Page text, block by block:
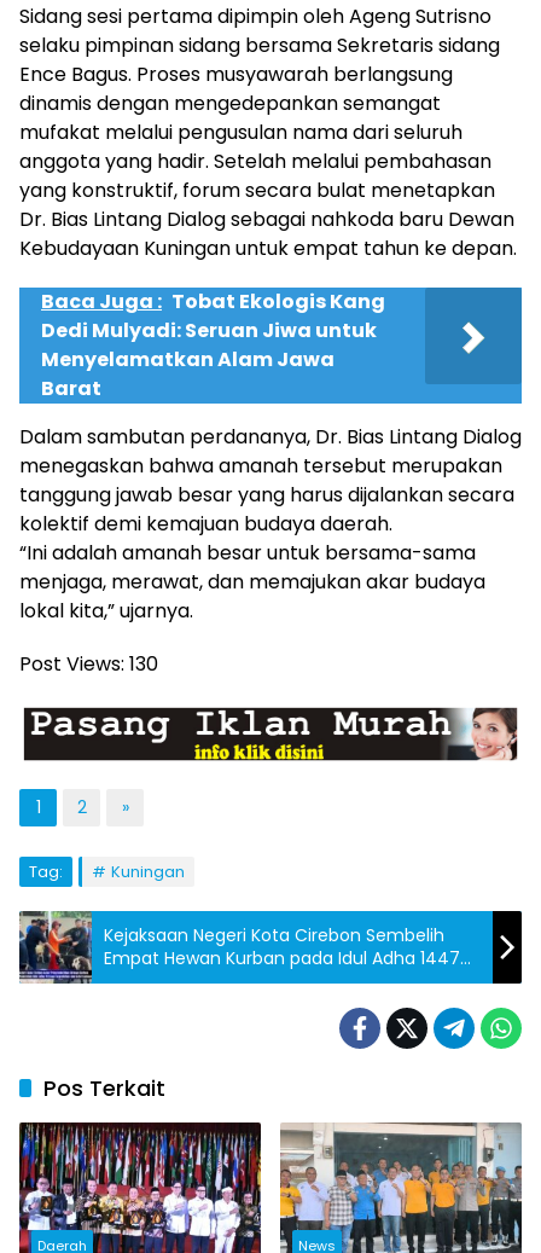
Sidang sesi pertama dipimpin oleh Ageng Sutrisno
selaku pimpinan sidang bersama Sekretaris sidang
Ence Bagus. Proses musyawarah berlangsung
dinamis dengan mengedepankan semangat
mufakat melalui pengusulan nama dari seluruh
anggota yang hadir. Setelah melalui pembahasan
yang konstruktif, forum secara bulat menetapkan
Dr. Bias Lintang Dialog sebagai nahkoda baru Dewan
Kebudayaan Kuningan untuk empat tahun ke depan.
Baca Juga : Tobat Ekologis Kang
Dedi Mulyadi: Seruan Jiwa untuk
Menyelamatkan Alam Jawa
Barat
Dalam sambutan perdananya, Dr. Bias Lintang Dialog
menegaskan bahwa amanah tersebut merupakan
tanggung jawab besar yang harus dijalankan secara
kolektif demi kemajuan budaya daerah.
“Ini adalah amanah besar untuk bersama-sama
menjaga, merawat, dan memajukan akar budaya
lokal kita,” ujarnya.
Post Views: 130
1 2 »
Tag: Kuningan
Kejaksaan Negeri Kota Cirebon Sembelih
Empat Hewan Kurban pada Idul Adha 1447
Hijriah
Pos Terkait
Daerah News